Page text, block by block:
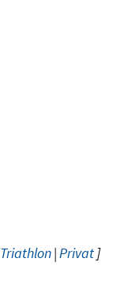
Triathlon|Privat]